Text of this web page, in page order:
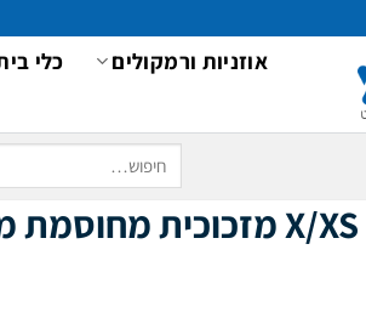
אוזניות ורמקולים כלי
עבור: